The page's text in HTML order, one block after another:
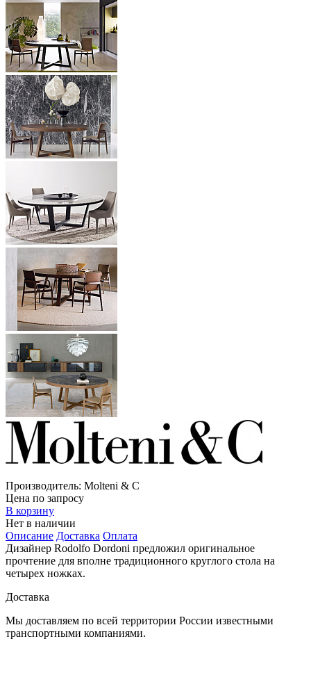
Производитель: Molteni & C
Цена по запросу
В корзину
Нет в наличии
Описание Доставка Оплата
Дизайнер Rodolfo Dordoni предложил оригинальное
прочтение для вполне традиционного круглого стола на
четырех ножках.
Доставка
Мы доставляем по всей территории России известными
транспортными компаниями.